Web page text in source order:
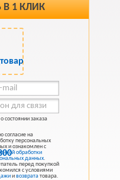
В 1 КЛИК
состоянии заказа
согласие на
персональных
и ознакомлен с
обработки
данных.
перед покупкой
с условиями
ивозврататовара.